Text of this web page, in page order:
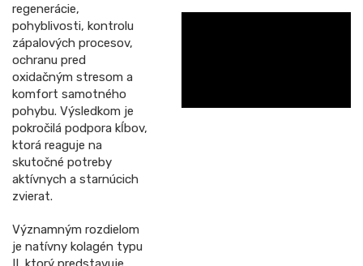
regenerácie,
pohyblivosti, kontrolu
zápalových procesov,
ochranu pred
oxidačným stresom a
komfort samotného
pohybu. Výsledkom je
pokročilá podpora kĺbov,
ktorá reaguje na
skutočné potreby
aktívnych a starnúcich
zvierat.
Významným rozdielom
je natívny kolagén typu